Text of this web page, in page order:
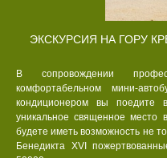
ЭКСКУРСИЯ НА ГОРУ
В сопровождении
комфортабельном мини-
кондиционером вы
уникальное священное
будете иметь возможность не
Бенедикта XVI